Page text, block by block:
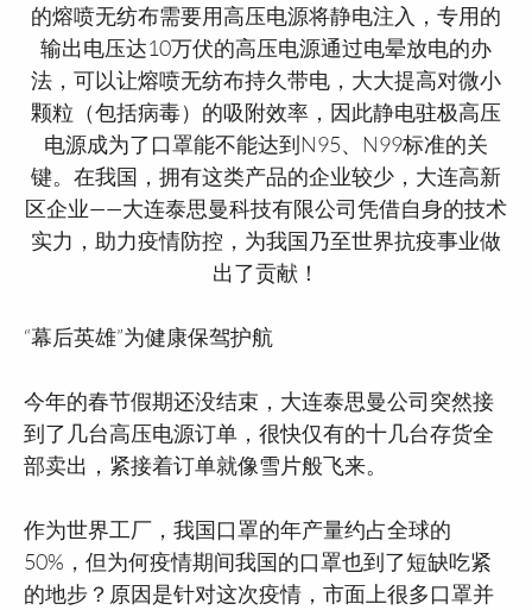
的熔喷无纺布需要用高压电源将静电注入，专用的
输出电压达10万伏的高压电源通过电晕放电的办
法，可以让熔喷无纺布持久带电，大大提高对微小
颗粒（包括病毒）的吸附效率，因此静电驻极高压
电源成为了口罩能不能达到N95、N99标准的关
键。在我国，拥有这类产品的企业较少，大连高新
区企业——大连泰思曼科技有限公司凭借自身的技术
实力，助力疫情防控，为我国乃至世界抗疫事业做
出了贡献！
“幕后英雄”为健康保驾护航
今年的春节假期还没结束，大连泰思曼公司突然接
到了几台高压电源订单，很快仅有的十几台存货全
部卖出，紧接着订单就像雪片般飞来。
作为世界工厂，我国口罩的年产量约占全球的
50%，但为何疫情期间我国的口罩也到了短缺吃紧
的地步？原因是针对这次疫情，市面上很多口罩并